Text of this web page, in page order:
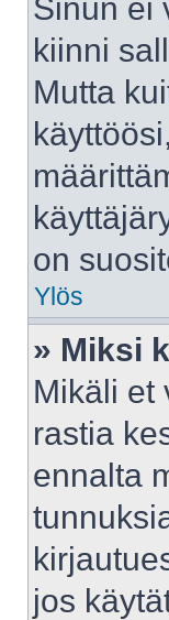
Sinun ei
kiinni
Mutta
on
Ylös
» Miksi
Mikäli et
rastia
ennalta
jos